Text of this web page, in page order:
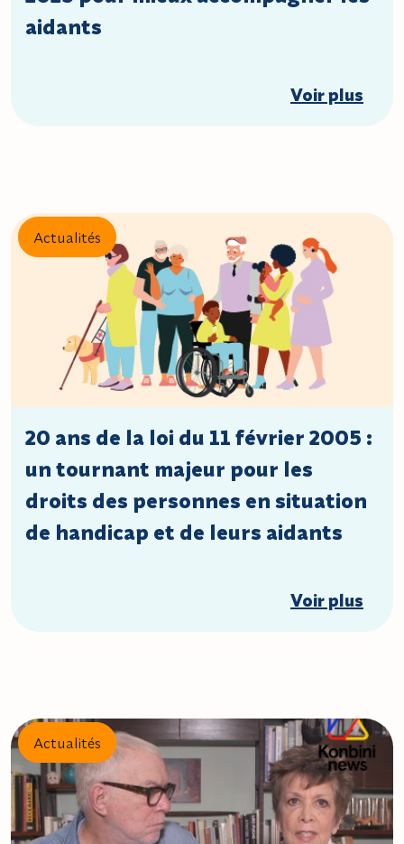
aidants
Voir plus
Actualités
20 ans de la loi du 11 février 2005 :
un tournant majeur pour les
droits des personnes en situation
de handicap et de leurs aidants
Voir plus
Actualités